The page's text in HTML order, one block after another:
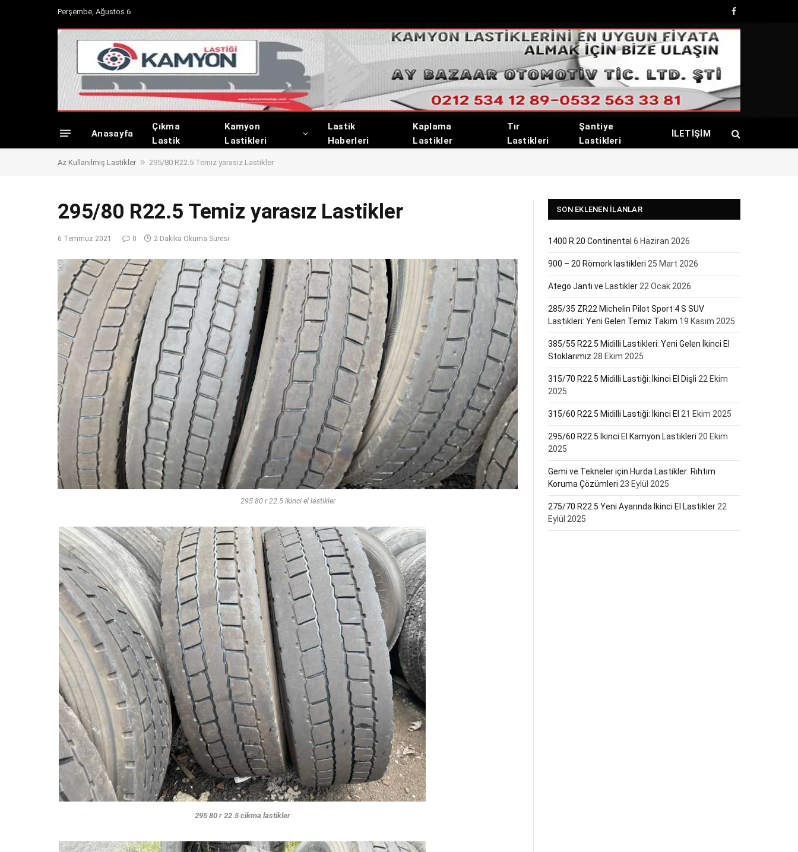
Perşembe, Ağustos 6
Facebook
Anasayfa
Çıkma
Lastik
Kamyon
Lastikleri
Lastik
Haberleri
Kaplama
Lastikler
Tır
Lastikleri
Şantiye
Lastikleri
İLETİŞİM
Az Kullanılmış Lastikler » 295/80 R22.5 Temiz yarasız Lastikler
295/80 R22.5 Temiz yarasız Lastikler
6 Temmuz 2021 0 2 Dakika Okuma Süresi
295 80 r 22.5 ikinci el lastikler
295 80 r 22.5 cikma lastikler
SON EKLENEN İLANLAR
1400 R 20 Continental 6 Haziran 2026
900 – 20 Römork lastikleri 25 Mart 2026
Atego Jantı ve Lastikler 22 Ocak 2026
285/35 ZR22 Michelin Pilot Sport 4 S SUV
Lastikleri: Yeni Gelen Temiz Takım 19 Kasım 2025
385/55 R22.5 Midilli Lastikleri: Yeni Gelen İkinci El
Stoklarımız 28 Ekim 2025
315/70 R22.5 Midilli Lastiği: İkinci El Dişli 22 Ekim
2025
315/60 R22.5 Midilli Lastiği: İkinci El 21 Ekim 2025
295/60 R22.5 İkinci El Kamyon Lastikleri 20 Ekim
2025
Gemi ve Tekneler için Hurda Lastikler: Rıhtım
Koruma Çözümleri 23 Eylül 2025
275/70 R22.5 Yeni Ayarında İkinci El Lastikler 22
Eylül 2025